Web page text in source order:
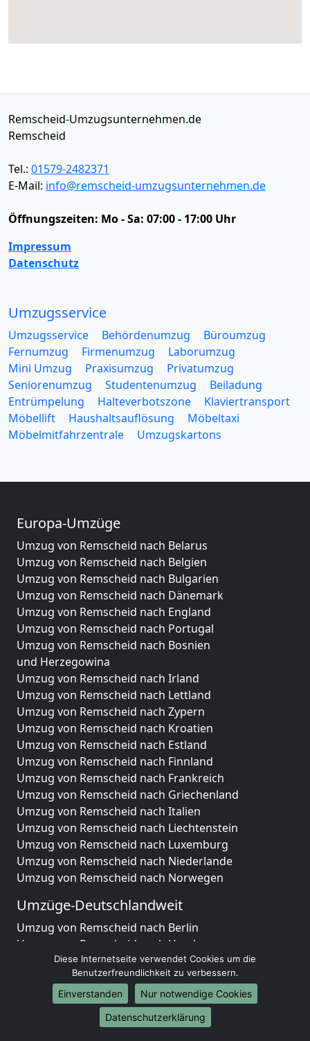
Remscheid-Umzugsunternehmen.de
Remscheid
Tel.: 01579-2482371
E-Mail: info@remscheid-umzugsunternehmen.de
Öffnungszeiten: Mo - Sa: 07:00 - 17:00 Uhr
Impressum
Datenschutz
Umzugsservice
Umzugsservice Behördenumzug
Büroumzug
Fernumzug
Firmenumzug
Laborumzug
Mini Umzug
Praxisumzug
Privatumzug
Seniorenumzug
Studentenumzug
Beiladung
Entrümpelung
Halteverbotszone
Klaviertransport
Möbellift
Haushaltsauflösung
Möbeltaxi
Möbelmitfahrzentrale
Umzugskartons
Europa-Umzüge
Umzug von Remscheid nach Belarus
Umzug von Remscheid nach Belgien
Umzug von Remscheid nach Bulgarien
Umzug von Remscheid nach Dänemark
Umzug von Remscheid nach England
Umzug von Remscheid nach Portugal
Umzug von Remscheid nach Bosnien
und Herzegowina
Umzug von Remscheid nach Irland
Umzug von Remscheid nach Lettland
Umzug von Remscheid nach Zypern
Umzug von Remscheid nach Kroatien
Umzug von Remscheid nach Estland
Umzug von Remscheid nach Finnland
Umzug von Remscheid nach Frankreich
Umzug von Remscheid nach Griechenland
Umzug von Remscheid nach Italien
Umzug von Remscheid nach Liechtenstein
Umzug von Remscheid nach Luxemburg
Umzug von Remscheid nach Niederlande
Umzug von Remscheid nach Norwegen
Umzüge-Deutschlandweit
Umzug von Remscheid nach Berlin
Umzug von Remscheid nach Hamburg
Umzug von Remscheid nach München
Umzug von Remscheid nach Köln
Umzug von Remscheid nach Frankfurt am Main
Umzug von Remscheid nach Stuttgart
Umzug von Remscheid nach Düsseldorf
Diese Internetseite verwendet Cookies um die
Benutzerfreundlichkeit zu verbessern.
Einverstanden
Nur notwendige Cookies
Datenschutzerklärung